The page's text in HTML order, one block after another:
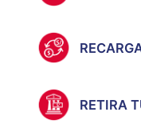
RETIRA